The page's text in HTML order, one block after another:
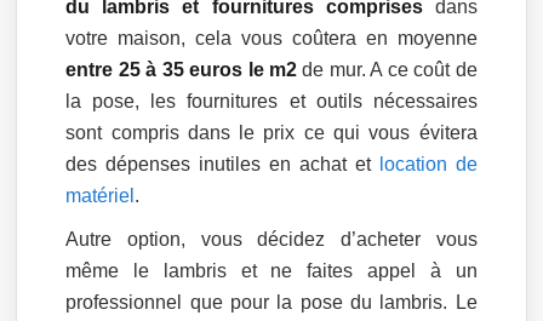
du lambris et fournitures comprisesdans
votre maison, cela vous coûtera en moyenne
entre 25 à 35 euros le m2 de mur. A ce coût de
la pose, les fournitures et outils nécessaires
sont compris dans le prix ce qui vous évitera
des dépenses inutiles en achat et location de
matériel .
Autre option, vous décidez d’acheter vous
même le lambris et ne faites appel à un
professionnel que pour la pose du lambris. Le